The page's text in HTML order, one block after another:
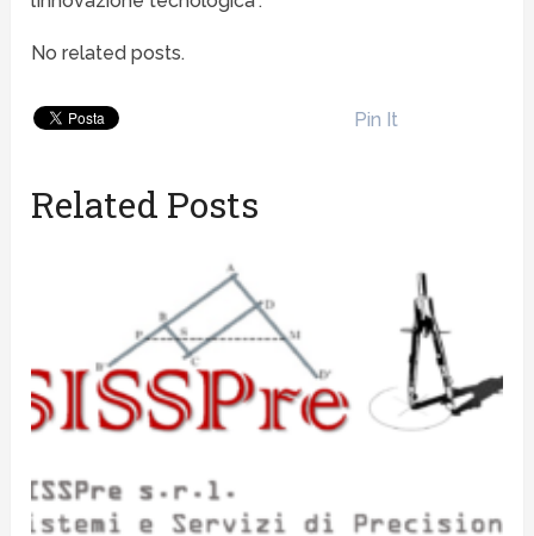
No related posts.
Pin It
Related Posts